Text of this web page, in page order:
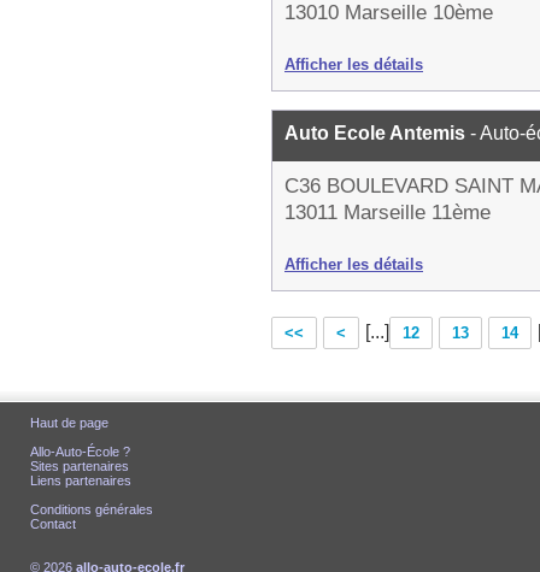
13010 Marseille 10ème
Afficher les détails
Auto Ecole Antemis - Auto-
C36 BOULEVARD SAINT
13011 Marseille 11ème
Afficher les détails
<< < [...] 12 13 14
Haut de page
Allo-Auto-École ?
Sites partenaires
Liens partenaires
Conditions générales
Contact
© 2026 allo-auto-ecole.fr